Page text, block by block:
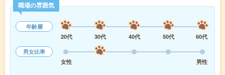
職場の雰囲気
年齢層
20代
30代 40代 50代
60代
男女比率
女性
男性